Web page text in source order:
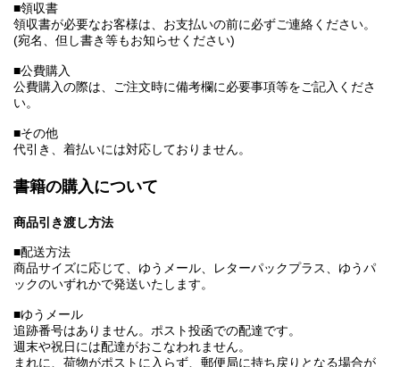
■領収書
領収書が必要なお客様は、お支払いの前に必ずご連絡ください。
(宛名、但し書き等もお知らせください)
■公費購入
公費購入の際は、ご注文時に備考欄に必要事項等をご記入くださ
い。
■その他
代引き、着払いには対応しておりません。
書籍の購入について
商品引き渡し方法
■配送方法
商品サイズに応じて、ゆうメール、レターパックプラス、ゆうパ
ックのいずれかで発送いたします。
■ゆうメール
追跡番号はありません。ポスト投函での配達です。
週末や祝日には配達がおこなわれません。
まれに、荷物がポストに入らず、郵便局に持ち戻りとなる場合が